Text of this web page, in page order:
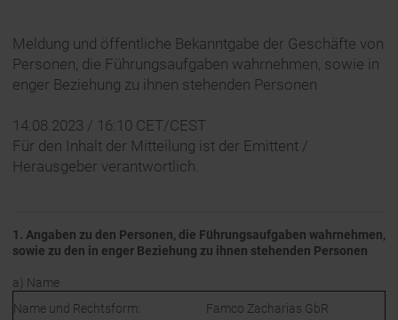
Meldung und öffentliche Bekanntgabe der Geschäfte von
Personen, die Führungsaufgaben wahrnehmen, sowie in
enger Beziehung zu ihnen stehenden Personen
14.08.2023 / 16:10 CET/CEST
Für den Inhalt der Mitteilung ist der Emittent /
Herausgeber verantwortlich.
1. Angaben zu den Personen, die Führungsaufgaben wahrnehmen,
sowie zu den in enger Beziehung zu ihnen stehenden Personen
a) Name
Name und Rechtsform:
Famco Zacharias GbR